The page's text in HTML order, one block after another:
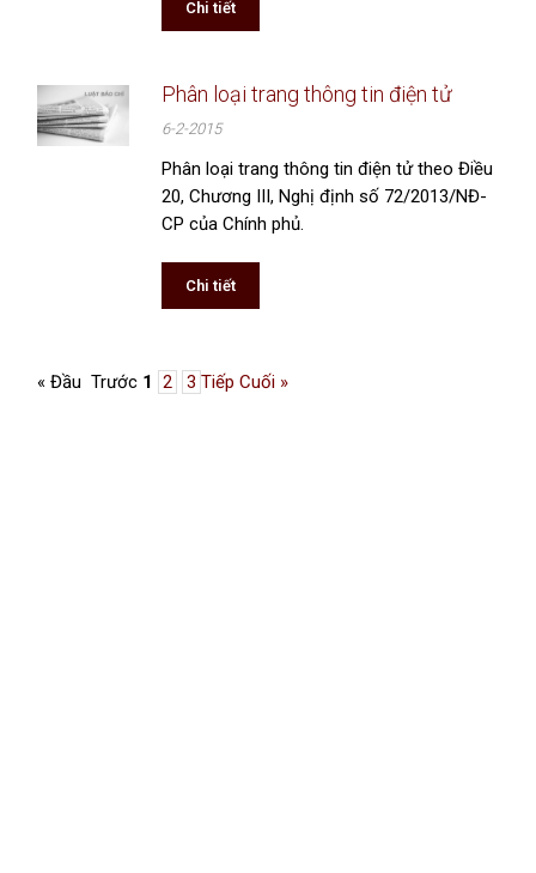
Chi tiết
Phân loại trang thông tin điện tử
6-2-2015
Phân loại trang thông tin điện tử theo Điều
20, Chương III, Nghị định số 72/2013/NĐ-
CP của Chính phủ.
Chi tiết
« Đầu Trước 1 2 3 Tiếp Cuối »